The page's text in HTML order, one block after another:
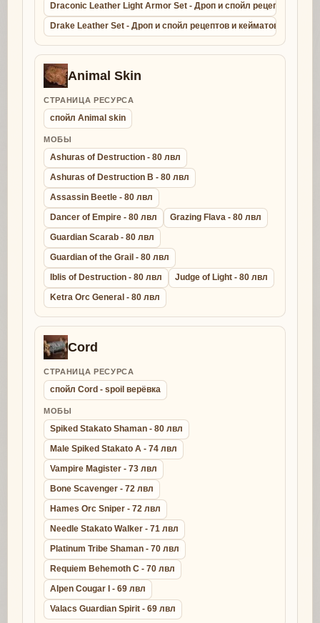
Draconic Leather Light Armor Set - Дроп и спойл рецептов и
Drake Leather Set - Дроп и спойл рецептов и кейматов - крафт
Animal Skin
СТРАНИЦА РЕСУРСА
спойл Animal skin
МОБЫ
Ashuras of Destruction - 80 лвл
Ashuras of Destruction B - 80 лвл
Assassin Beetle - 80 лвл
Dancer of Empire - 80 лвл
Grazing Flava - 80 лвл
Guardian Scarab - 80 лвл
Guardian of the Grail - 80 лвл
Iblis of Destruction - 80 лвл
Judge of Light - 80 лвл
Ketra Orc General - 80 лвл
Cord
СТРАНИЦА РЕСУРСА
спойл Cord - spoil верёвка
МОБЫ
Spiked Stakato Shaman - 80 лвл
Male Spiked Stakato A - 74 лвл
Vampire Magister - 73 лвл
Bone Scavenger - 72 лвл
Hames Orc Sniper - 72 лвл
Needle Stakato Walker - 71 лвл
Platinum Tribe Shaman - 70 лвл
Requiem Behemoth C - 70 лвл
Alpen Cougar I - 69 лвл
Valacs Guardian Spirit - 69 лвл